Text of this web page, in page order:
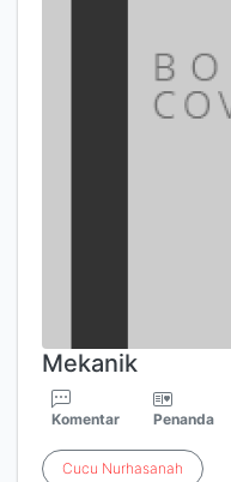
Mekanik
Komentar Penanda
Cucu Nurhasanah